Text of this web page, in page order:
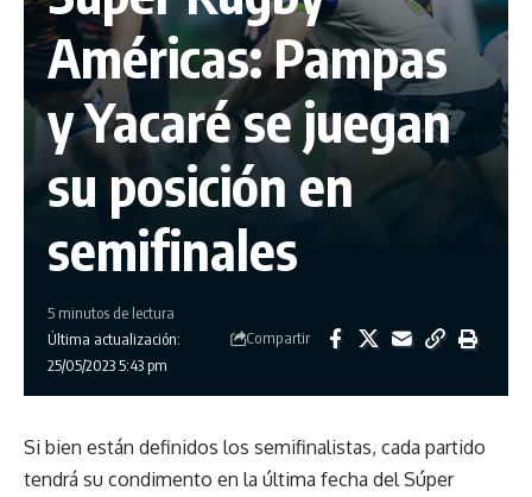
Américas: Pampas
y Yacaré se juegan
su posición en
semifinales
Última actualización:
25/05/2023 5:43 pm
5 minutos de lectura
Compartir
Si bien están definidos los semifinalistas, cada partido
tendrá su condimento en la última fecha del Súper